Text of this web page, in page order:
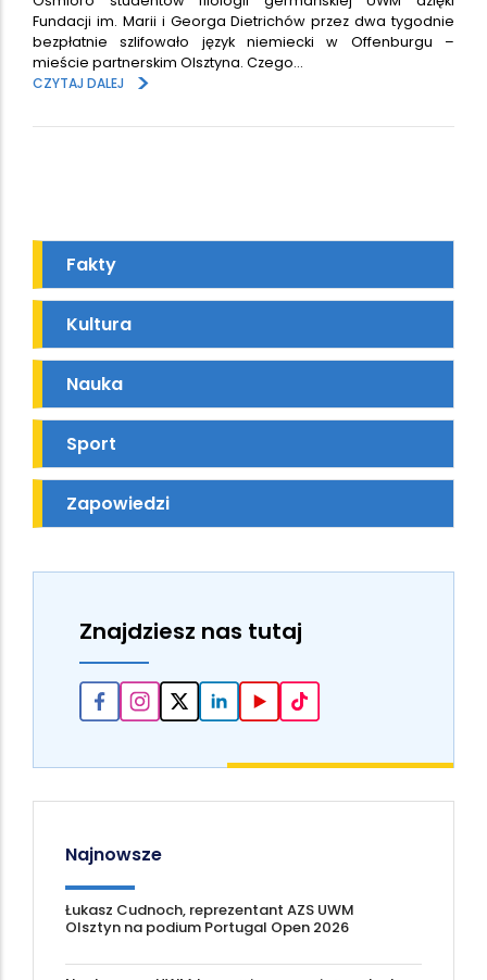
Fundacji im. Marii i Georga Dietrichów przez dwa tygodnie
bezpłatnie szlifowało język niemiecki w Offenburgu –
mieście partnerskim Olsztyna. Czego…
CZYTAJ DALEJ
>
Fakty
Kultura
Nauka
Sport
Zapowiedzi
Znajdziesz nas tutaj
Najnowsze
Łukasz Cudnoch, reprezentant AZS UWM
Olsztyn na podium Portugal Open 2026